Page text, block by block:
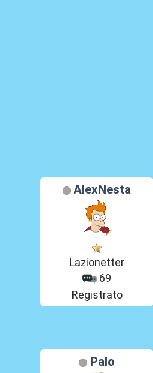
AlexNesta
Lazionetter
69
Registrato
Palo